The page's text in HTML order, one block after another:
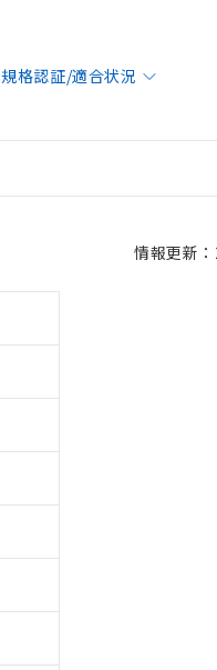
規格認証/適合状況
情報更新